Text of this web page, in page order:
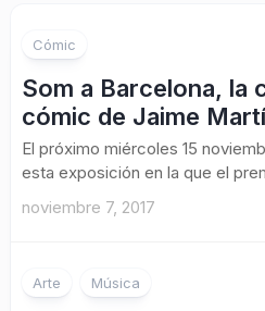
Cómic
Som a Barcelona, la
cómic de Jaime
El próximo miércoles 15
esta exposición en la que el
noviembre 7, 2017
Arte Música